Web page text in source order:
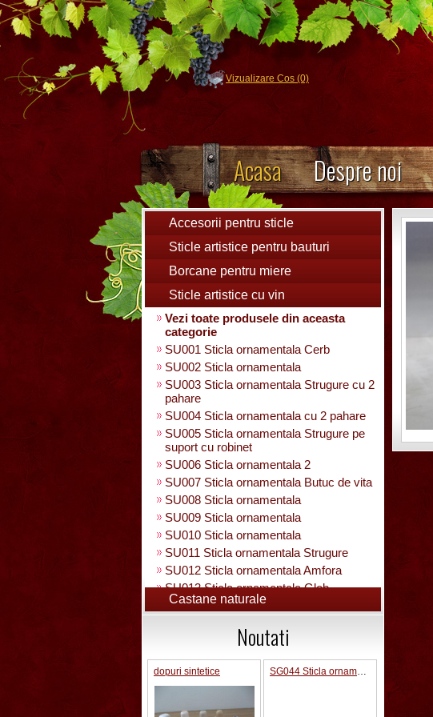
Vizualizare Cos (0)
Acasa Despre noi
Accesorii pentru sticle
Sticle artistice pentru bauturi
Borcane pentru miere
Sticle artistice cu vin
Vezi toate produsele din aceasta
categorie
SU001 Sticla ornamentala Cerb
SU002 Sticla ornamentala
SU003 Sticla ornamentala Strugure cu 2
pahare
SU004 Sticla ornamentala cu 2 pahare
SU005 Sticla ornamentala Strugure pe
suport cu robinet
SU006 Sticla ornamentala 2
SU007 Sticla ornamentala Butuc de vita
SU008 Sticla ornamentala
SU009 Sticla ornamentala
SU010 Sticla ornamentala
SU011 Sticla ornamentala Strugure
SU012 Sticla ornamentala Amfora
SU013 Sticla ornamentala Glob
Pamantesc
SU015 Sticla ornamentala
SU014 Sticla ornamentala pe suport cu
figura +robinet
Sticla ornamentala cu figura umpluta
SU049 Sticla ornamentala
Castane naturale
Noutati
dopuri sintetice SG044 Sticla ornamentala Pusca 1000 ml